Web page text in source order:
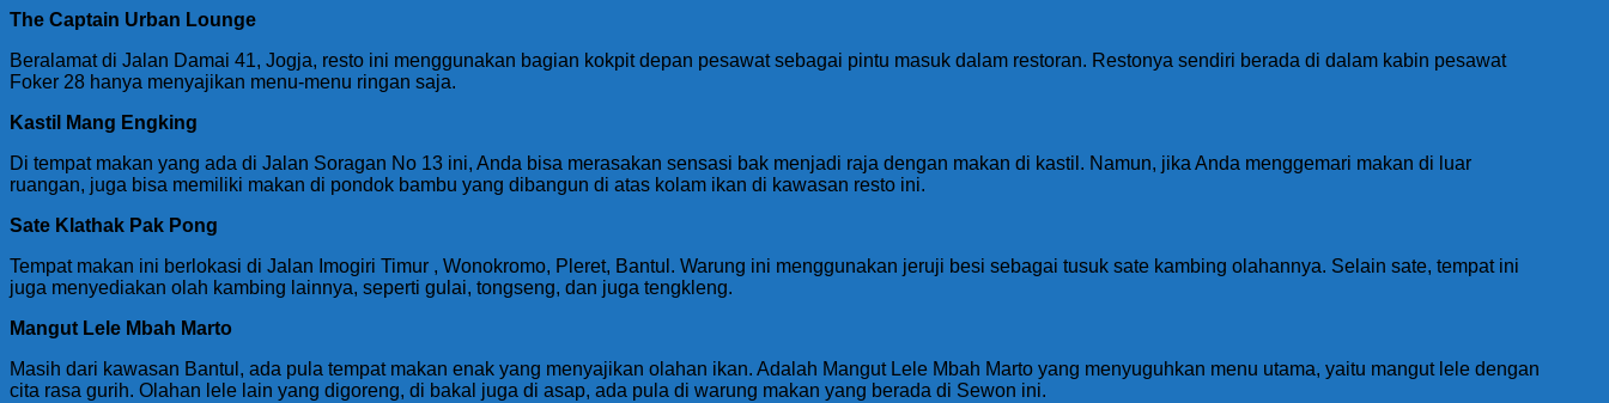
The Captain Urban Lounge
Beralamat di Jalan Damai 41, Jogja, resto ini menggunakan bagian kokpit depan pesawat sebagai pintu masuk dalam restoran. Restonya sendiri berada di dalam kabin pesawat
Foker 28 hanya menyajikan menu-menu ringan saja.
Kastil Mang Engking
Di tempat makan yang ada di Jalan Soragan No 13 ini, Anda bisa merasakan sensasi bak menjadi raja dengan makan di kastil. Namun, jika Anda menggemari makan di luar
ruangan, juga bisa memiliki makan di pondok bambu yang dibangun di atas kolam ikan di kawasan resto ini.
Sate Klathak Pak Pong
Tempat makan ini berlokasi di Jalan Imogiri Timur , Wonokromo, Pleret, Bantul. Warung ini menggunakan jeruji besi sebagai tusuk sate kambing olahannya. Selain sate, tempat ini
juga menyediakan olah kambing lainnya, seperti gulai, tongseng, dan juga tengkleng.
Mangut Lele Mbah Marto
Masih dari kawasan Bantul, ada pula tempat makan enak yang menyajikan olahan ikan. Adalah Mangut Lele Mbah Marto yang menyuguhkan menu utama, yaitu mangut lele dengan
cita rasa gurih. Olahan lele lain yang digoreng, di bakal juga di asap, ada pula di warung makan yang berada di Sewon ini.